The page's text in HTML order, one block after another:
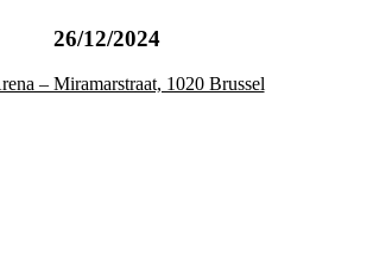
26/12/2024
– Miramarstraat, 1020 Brussel